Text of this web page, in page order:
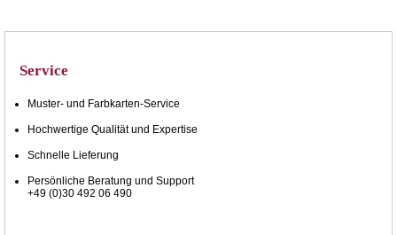
Service
Muster- und Farbkarten-Service
Hochwertige Qualität und Expertise
Schnelle Lieferung
Persönliche Beratung und Support
+49 (0)30 492 06 490